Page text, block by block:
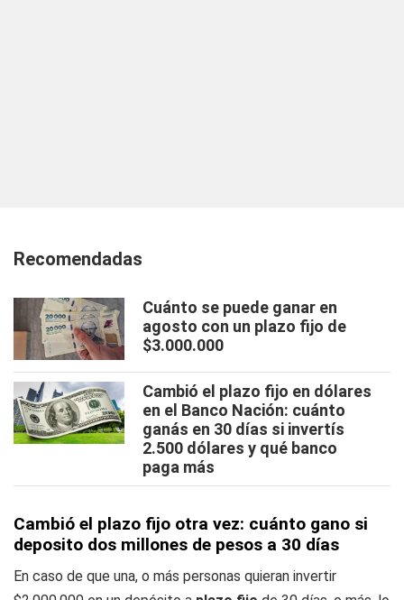
Recomendadas
Cuánto se puede ganar en
agosto con un plazo fijo de
$3.000.000
Cambió el plazo fijo en dólares
en el Banco Nación: cuánto
ganás en 30 días si invertís
2.500 dólares y qué banco
paga más
Cambió el plazo fijo otra vez: cuánto gano si
deposito dos millones de pesos a 30 días
En caso de que una, o más personas quieran invertir